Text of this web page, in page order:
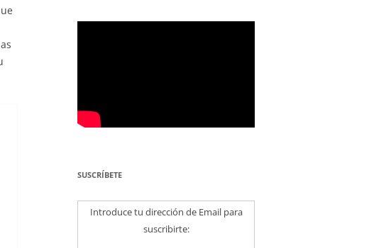
DE TÉRMINOS PARA
EL LIDERAZGO
SUSCRÍBETE
Introduce tu dirección de Email para
suscribirte: